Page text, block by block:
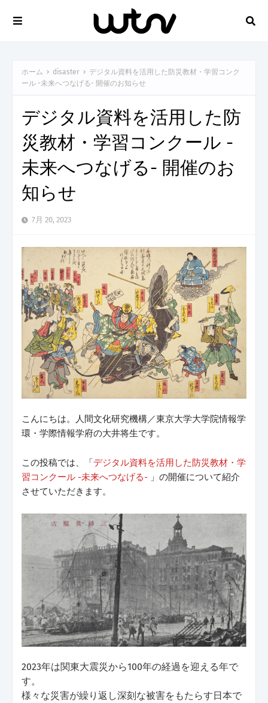
ホーム disaster
デジタル資料を活用した防災教材・学習コンク
ール -未来へつなげる- 開催のお知らせ
デジタル資料を活用した防
災教材・学習コンクール -
未来へつなげる- 開催のお
知らせ
7月 20, 2023
こんにちは。人間文化研究機構／東京大学大学院情報学
環・学際情報学府の大井将生です。
この投稿では、「デジタル資料を活用した防災教材・学
習コンクール -未来へつなげる- 」の開催について紹介
させていただきます。
2023年は関東大震災から100年の経過を迎える年で
す。
様々な災害が繰り返し深刻な被害をもたらす日本で